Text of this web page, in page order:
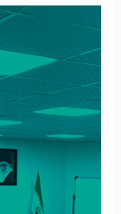
مدیرعامل
بنیاد
تعاون
بسیج